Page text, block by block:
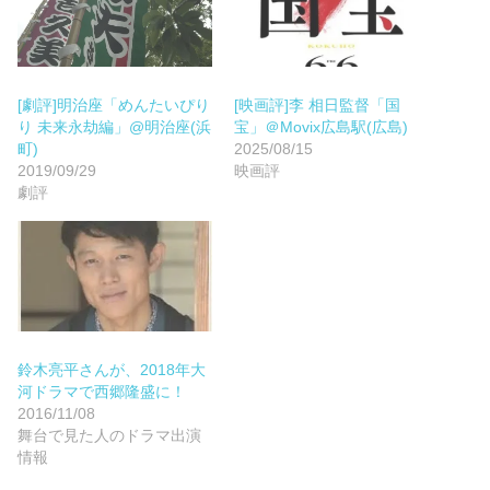
[劇評]明治座「めんたいぴり
り 未来永劫編」@明治座(浜
町)
2019/09/29
劇評
[映画評]李 相日監督「国
宝」＠Movix広島駅(広島)
2025/08/15
映画評
鈴木亮平さんが、2018年大
河ドラマで西郷隆盛に！
2016/11/08
舞台で見た人のドラマ出演
情報